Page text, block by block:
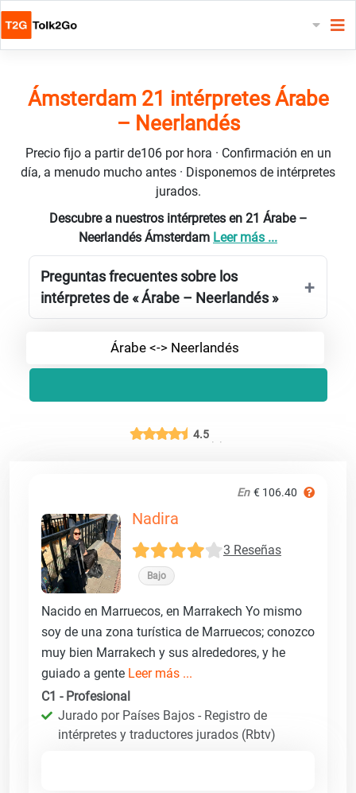
Ámsterdam 21 intérpretes Árabe
– Neerlandés
Precio fijo a partir de106 por hora · Confirmación en un
día, a menudo mucho antes · Disponemos de intérpretes
jurados.
Descubre a nuestros intérpretes en 21 Árabe –
Neerlandés Ámsterdam Leer más ...
Preguntas frecuentes sobre los
intérpretes de « Árabe – Neerlandés »
Árabe <-> Neerlandés
4.5
En € 106.40
Nadira
3 Reseñas
Bajo
Nacido en Marruecos, en Marrakech Yo mismo
soy de una zona turística de Marruecos; conozco
muy bien Marrakech y sus alrededores, y he
guiado a gente Leer más ...
C1 - Profesional
Jurado por Países Bajos - Registro de
intérpretes y traductores jurados (Rbtv)